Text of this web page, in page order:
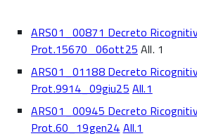
ARS01_00871 Decreto
Prot.15670_06ott25 All. 1
ARS01_01188 Decreto
Prot.9914_09giu25 All.1
ARS01_00945 Decreto
Prot.60_19gen24 All.1